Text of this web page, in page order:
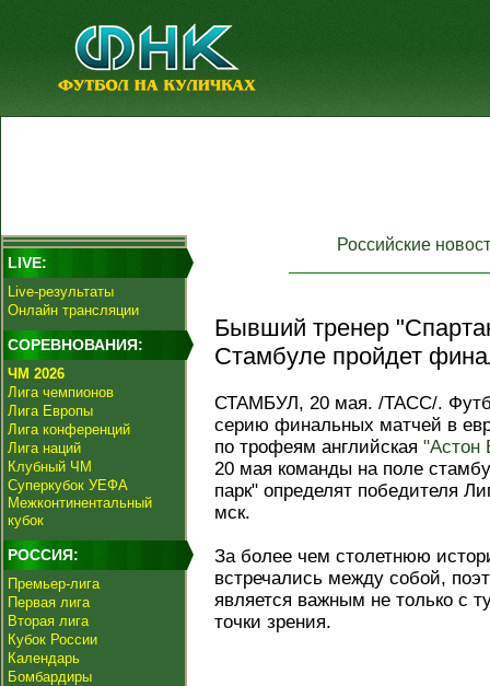
LIVE:
Live-результаты
Онлайн трансляции
СОРЕВНОВАНИЯ:
ЧМ 2026
Лига чемпионов
Лига Европы
Лига конференций
Лига наций
Клубный ЧМ
Суперкубок УЕФА
Межконтинентальный
кубок
РОССИЯ:
Премьер-лига
Первая лига
Вторая лига
Кубок России
Календарь
Бомбардиры
Российские
Бывший тренер
Стамбуле пройдет
СТАМБУЛ, 20 мая. /ТАСС/.
серию финальных матчей в
по трофеям английская "Астон
20 мая команды на поле
парк" определят победителя
мск.
За более чем столетнюю
встречались между собой,
является важным не только с
точки зрения.